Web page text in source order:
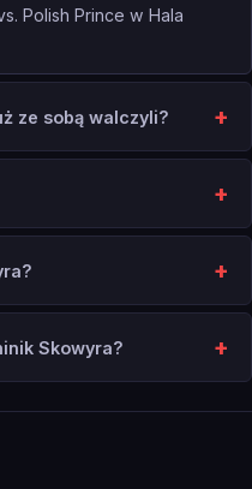
Polish Prince w Hala
ze sobą walczyli?
Skowyra?